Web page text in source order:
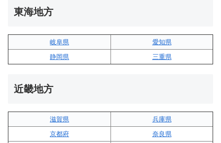
東海地方
岐阜県
愛知県
静岡県
三重県
近畿地方
滋賀県
兵庫県
京都府
奈良県